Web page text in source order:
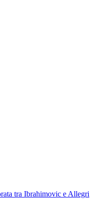
tra Ibrahimovic e Allegri